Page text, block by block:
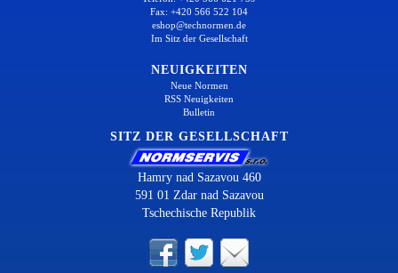
Fax: +420 566 522 104
eshop@technormen.de
Im Sitz der Gesellschaft
NEUIGKEITEN
Neue Normen
RSS Neuigkeiten
Bulletin
SITZ DER GESELLSCHAFT
Hamry nad Sazavou 460
591 01 Zdar nad Sazavou
Tschechische Republik